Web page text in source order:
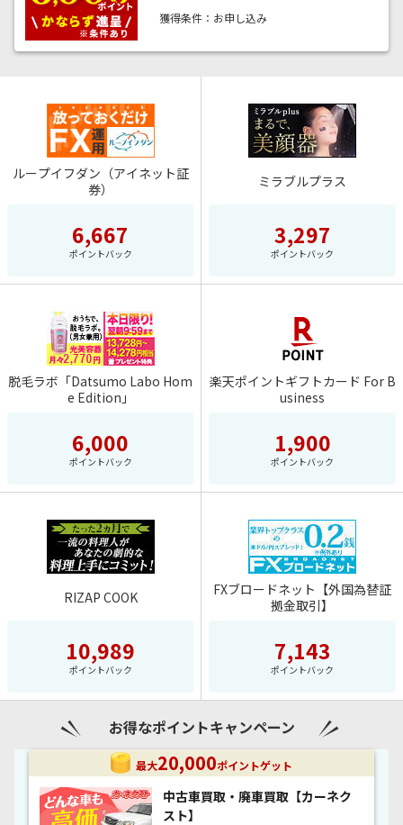
獲得条件：お申し込み
ループイフダン（アイネット証
券）
6,667
ポイントバック
ミラブルプラス
3,297
ポイントバック
脱毛ラボ「Datsumo Labo Hom
e Edition」
6,000
ポイントバック
楽天ポイントギフトカード For B
usiness
1,900
ポイントバック
RIZAP COOK
10,989
ポイントバック
FXブロードネット【外国為替証
拠金取引】
7,143
ポイントバック
お得なポイントキャンペーン
最大20,000ポイントゲット
中古車買取・廃車買取【カーネク
スト】